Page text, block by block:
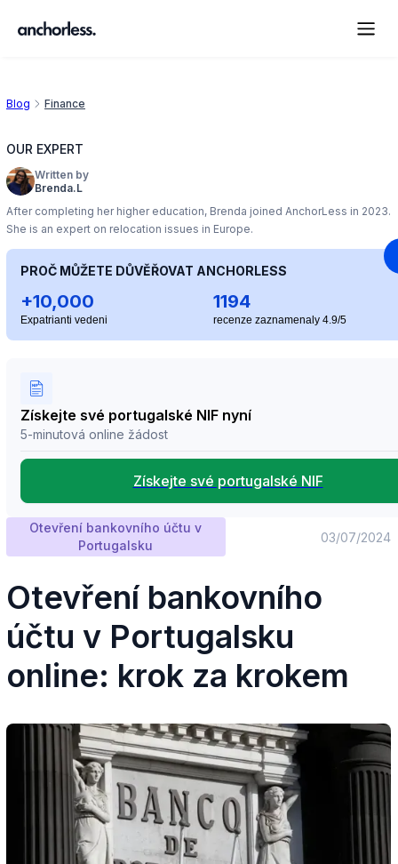
Blog Finance
OUR EXPERT
Written by
Brenda.L
After completing her higher education, Brenda joined AnchorLess in 2023.
She is an expert on relocation issues in Europe.
PROČ MŮŽETE DŮVĚŘOVAT ANCHORLESS
+10,000
Expatrianti vedeni
1194
recenze zaznamenaly 4.9/5
Získejte své portugalské NIF nyní
5-minutová online žádost
Získejte své portugalské NIF
Otevření bankovního účtu v
Portugalsku
03/07/2024
Otevření bankovního
účtu v Portugalsku
online: krok za krokem